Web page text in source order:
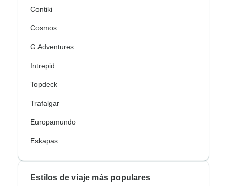
Contiki
Cosmos
G Adventures
Intrepid
Topdeck
Trafalgar
Europamundo
Eskapas
Estilos de viaje más populares